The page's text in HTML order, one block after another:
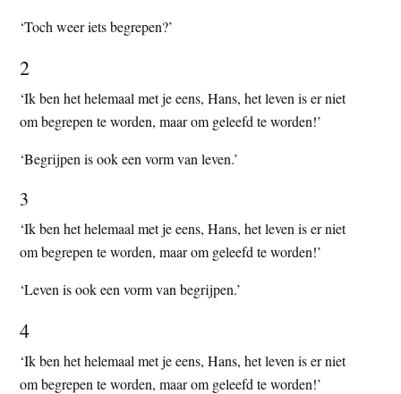
e
‘Toch weer iets begrepen?’
2
‘Ik ben het helemaal met je eens, Hans, het leven is er niet
om begrepen te worden, maar om geleefd te worden!’
‘Begrijpen is ook een vorm van leven.’
3
‘Ik ben het helemaal met je eens, Hans, het leven is er niet
om begrepen te worden, maar om geleefd te worden!’
‘Leven is ook een vorm van begrijpen.’
4
‘Ik ben het helemaal met je eens, Hans, het leven is er niet
om begrepen te worden, maar om geleefd te worden!’